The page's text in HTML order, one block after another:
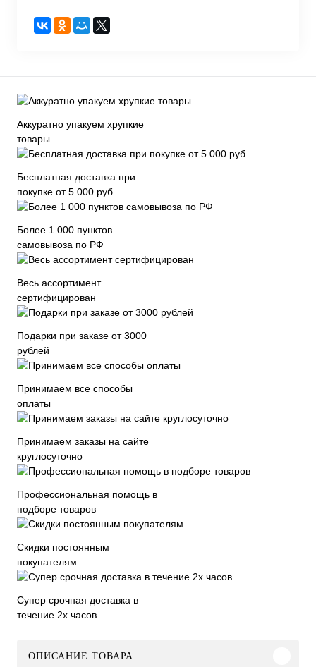
Аккуратно упакуем хрупкие
товары
Бесплатная доставка при
покупке от 5 000 руб
Более 1 000 пунктов
самовывоза по РФ
Весь ассортимент
сертифицирован
Подарки при заказе от 3000
рублей
Принимаем все способы
оплаты
Принимаем заказы на сайте
круглосуточно
Профессиональная помощь в
подборе товаров
Скидки постоянным
покупателям
Супер срочная доставка в
течение 2х часов
ОПИСАНИЕ ТОВАРА